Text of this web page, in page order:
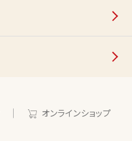
オンラインショップ